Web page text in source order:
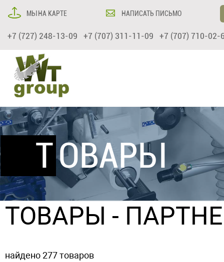
МЫ НА КАРТЕ НАПИСАТЬ ПИСЬМО
+7 (727) 248-13-09 +7 (707) 311-11-09 +7 (707) 710-02-
ТОВАРЫ
ТОВАРЫ -
найдено 277 товаров